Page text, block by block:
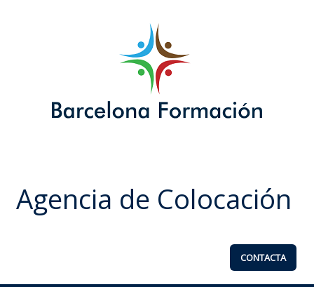
Agencia de Colocación
CONTACTA